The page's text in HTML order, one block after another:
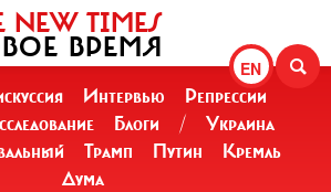
EN
NEW TIMES
ВРЕМЯ
Интервью
Репрессии
Блоги /
Украина
Трамп Путин
Кремль
Дума